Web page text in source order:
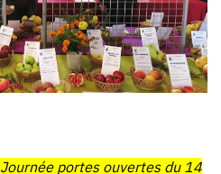
Journée portes ouvertes du 14